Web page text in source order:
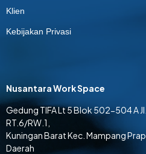
Klien
Kebijakan Privasi
Nusantara Work Space
Gedung TIFA Lt 5 Blok 502-504 A
RT.6/RW.1,
Kuningan Barat Kec. Mampang
Daerah